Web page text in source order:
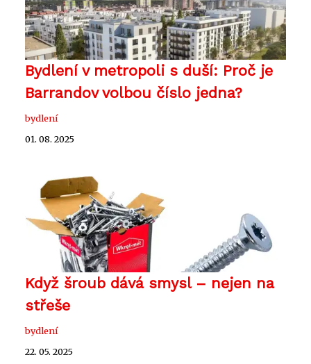
Bydlení v metropoli s duší: Proč je
Barrandov volbou číslo jedna?
bydlení
01. 08. 2025
Když šroub dává smysl – nejen na
střeše
bydlení
22. 05. 2025